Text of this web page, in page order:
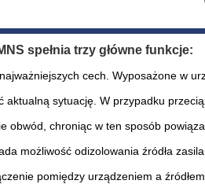
spełnia trzy główne funkcje:
cech. Wyposażone w
aktualną sytuację. W przypadku
obwód, chroniąc w ten sposób
możliwość odizolowania źródła
pomiędzy urządzeniem a